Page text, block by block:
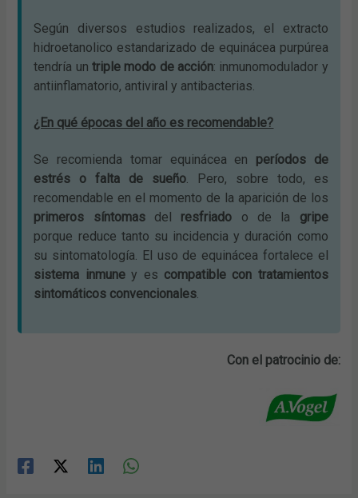
Según diversos estudios realizados, el extracto
hidroetanolico estandarizado de equinácea purpúrea
tendría untriple modo de acción: inmunomodulador y
antiinflamatorio, antiviral y antibacterias.
¿En qué épocas del año es recomendable?
Se recomienda tomar equinácea en períodos de
estrés o falta de sueño. Pero, sobre todo, es
recomendable en el momento de la aparición de los
primeros síntomasdel resfriado o de la gripe
porque reduce tanto su incidencia y duración como
su sintomatología. El uso de equinácea fortalece el
sistema inmuney es compatible con tratamientos
sintomáticos convencionales.
Con el patrocinio de: